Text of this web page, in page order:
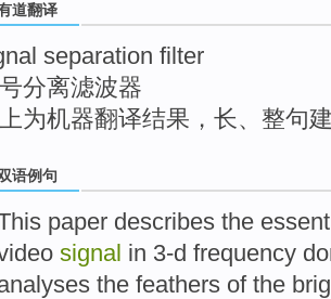
道翻译
separation filter
分离滤波器
为机器翻译结果，长、整句
语例句
paper describes the
signal in 3-d frequency
the feathers ofthe